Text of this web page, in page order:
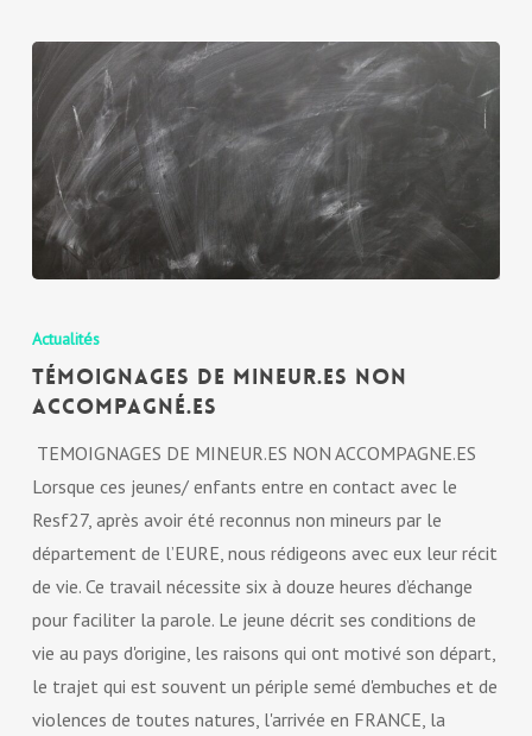
Actualités
Témoignages de mineur.es non
accompagné.es
TEMOIGNAGES DE MINEUR.ES NON ACCOMPAGNE.ES
Lorsque ces jeunes/ enfants entre en contact avec le
Resf27, après avoir été reconnus non mineurs par le
département de l’EURE, nous rédigeons avec eux leur récit
de vie. Ce travail nécessite six à douze heures d’échange
pour faciliter la parole. Le jeune décrit ses conditions de
vie au pays d'origine, les raisons qui ont motivé son départ,
le trajet qui est souvent un périple semé d'embuches et de
violences de toutes natures, l'arrivée en FRANCE, la